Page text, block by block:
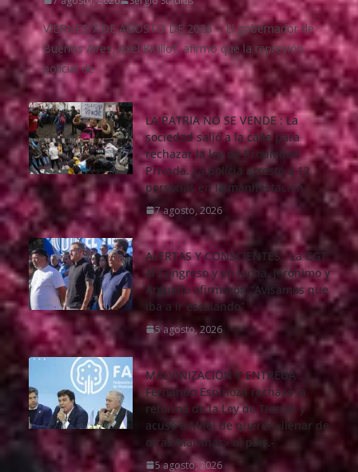
VIERNES 7 DE AGOSTO DE 2026 – El gobernador de
Buenos Aires, Axel Kicillof, afirmó que la represión
policial de
LA PATRIA NO SE VENDE : La
sociedad salió a la calle para
rechazar la ley de Propiedad
Privada. La policía arrestó a 12
personas en la manifestación.-
7 agosto, 2026
ALERTAS Y CONSCIENTES : La CGT
al Congreso y en lucha. Jerónimo y
Arguello afirmaron “Avisamos que
iba a ir escalando”
5 agosto, 2026
MALVINIZACIÖN Y ENTREGA :
Fernando Espinoza rechazó la
reforma de la Ley de Tierras y
acusó a Milei de querer «llenar de
otras Malvinas» al país.-
5 agosto, 2026